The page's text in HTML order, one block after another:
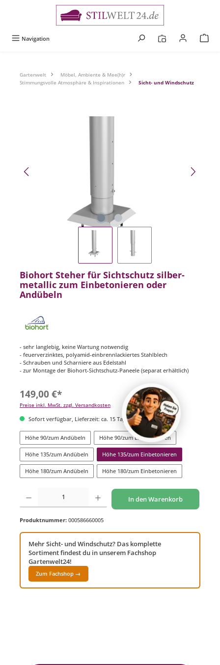
Navigation
Gartenwelt
Möbel, Ambiente & Mee(h)r
Stimmungsvolle Atmosphäre & Inspirationen
Sicht- und Windschutz
Biohort Steher für Sichtschutz silber-
metallic zum Einbetonieren oder
Andübeln
- sehr langlebig, keine Wartung notwendig
- feuerverzinktes, polyamid-einbrennlackiertes Stahlblech
- Schrauben und Scharniere aus Edelstahl
- zur Montage der Biohort-Sichtschutz-Paneele (separat erhältlich)
149,00 €*
Preise inkl. MwSt. zzgl. Versandkosten
Sofort verfügbar, Lieferzeit: ca. 15 Tage
Höhe 90/zum Andübeln Höhe 90/zum Einbetonieren
Höhe 135/zum Andübeln Höhe 135/zum Einbetonieren
Höhe 180/zum Andübeln Höhe 180/zum Einbetonieren
Produkt Anzahl: Gib den gewünschten Wert ein oder benutze die Schaltflächen um
In den Warenkorb
Produktnummer: 000586660005
Mehr Sicht- und Windschutz? Das komplette
Sortiment findest du in unserem Fachshop
Gartenwelt24!
Zum Fachshop →